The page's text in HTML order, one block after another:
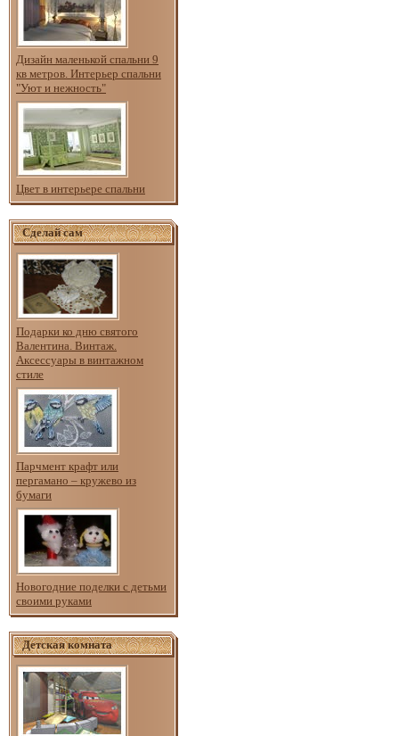
Дизайн маленькой спальни 9
кв метров. Интерьер спальни
"Уют и нежность"
Цвет в интерьере спальни
Сделай сам
Подарки ко дню святого
Валентина. Винтаж.
Аксессуары в винтажном
стиле
Парчмент крафт или
пергамано – кружево из
бумаги
Новогодние поделки с детьми
своими руками
Детская комната